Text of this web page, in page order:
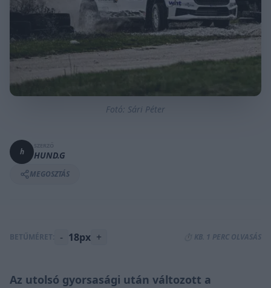
Fotó: Sári Péter
h HUND.G
MEGOSZTÁS
BETŰMÉRET: - 18px + ⏱️ KB. 1 PERC OLVASÁS
Az utolsó gyorsasági után változott a